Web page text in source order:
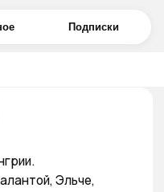
Подписки
Эльче,